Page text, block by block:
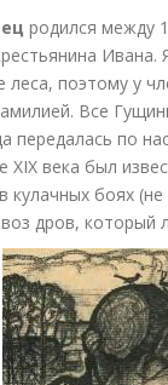
родился между
Ивана.
леса, поэтому у
Все
передалась по
XIX века был
кулачных боях
дров, который